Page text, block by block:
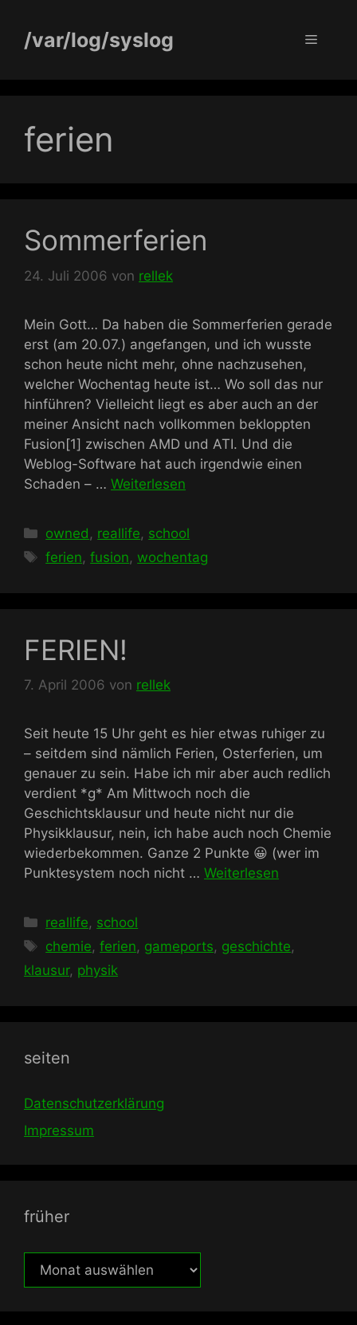
Inhalt
springen
/var/log/syslog Menü
ferien
Sommerferien
24. Juli 2006 von rellek
Mein Gott… Da haben die Sommerferien gerade
erst (am 20.07.) angefangen, und ich wusste
schon heute nicht mehr, ohne nachzusehen,
welcher Wochentag heute ist… Wo soll das nur
hinführen? Vielleicht liegt es aber auch an der
meiner Ansicht nach vollkommen bekloppten
Fusion[1] zwischen AMD und ATI. Und die
Weblog-Software hat auch irgendwie einen
Schaden – … Weiterlesen
Kategorien
owned , reallife, school
Schlagwörter
ferien,fusion,wochentag
FERIEN!
7. April 2006 von rellek
Seit heute 15 Uhr geht es hier etwas ruhiger zu
– seitdem sind nämlich Ferien, Osterferien, um
genauer zu sein. Habe ich mir aber auch redlich
verdient *g* Am Mittwoch noch die
Geschichtsklausur und heute nicht nur die
Physikklausur, nein, ich habe auch noch Chemie
wiederbekommen. Ganze 2 Punkte 😀 (wer im
Punktesystem noch nicht … Weiterlesen
Kategorien
reallife, school
Schlagwörter
chemie,ferien, gameports, geschichte,
klausur, physik
seiten
Datenschutzerklärung
Impressum
früher
früher